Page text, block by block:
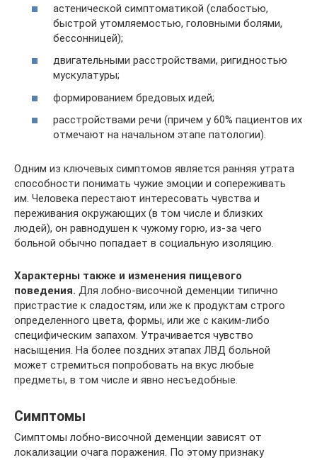
астенической симптоматикой (слабостью,
быстрой утомляемостью, головными болями,
бессонницей);
двигательными расстройствами, ригидностью
мускулатуры;
формированием бредовых идей;
расстройствами речи (причем у 60% пациентов их
отмечают на начальном этапе патологии).
Одним из ключевых симптомов является ранняя утрата
способности понимать чужие эмоции и сопереживать
им. Человека перестают интересовать чувства и
переживания окружающих (в том числе и близких
людей), он равнодушен к чужому горю, из-за чего
больной обычно попадает в социальную изоляцию.
Характерны также и изменения пищевого
поведения. Для лобно-височной деменции типично
пристрастие к сладостям, или же к продуктам строго
определенного цвета, формы, или же с каким-либо
специфическим запахом. Утрачивается чувство
насыщения. На более поздних этапах ЛВД больной
может стремиться попробовать на вкус любые
предметы, в том числе и явно несъедобные.
Симптомы
Симптомы лобно-височной деменции зависят от
локализации очага поражения. По этому признаку